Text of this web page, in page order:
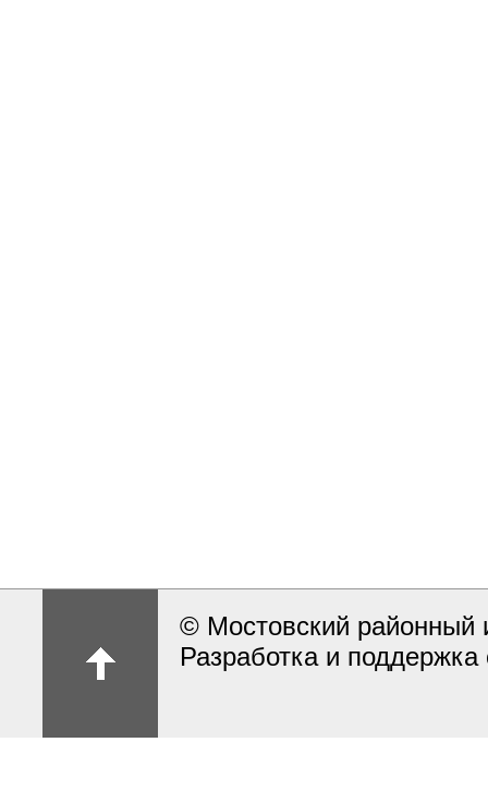
© Мостовский районный
Разработка и поддержка